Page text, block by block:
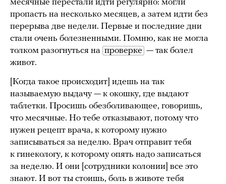
месячные перестали идти регулярно: могли
пропасть на несколько месяцев, а затем идти без
перерыва две недели. Первые и последние дни
стали очень болезненными. Помню, как не могла
толком разогнуться на проверке — так болел
живот.
[Когда такое происходит] идешь на так
называемую выдачу — к окошку, где выдают
таблетки. Просишь обезболивающее, говоришь,
что месячные. Но тебе отказывают, потому что
нужен рецепт врача, к которому нужно
записываться за неделю. Врач отправит тебя
к гинекологу, к которому опять надо записаться
за неделю. И они [сотрудники колонии] все это
знают. И вот ты стоишь, боль в животе тебя